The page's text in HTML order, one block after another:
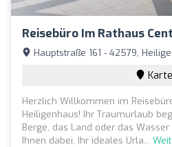
Reisebüro Im Rathaus
Hauptstraße 161 - 42579,
Karte
Herzlich Willkommen im
Heiligenhaus! Ihr Traumurlaub
Berge, das Land oder das
Ihnen dabei, Ihr ideales Urla...